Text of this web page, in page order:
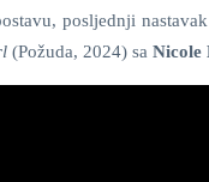
posljednji
(Požuda, 2024) sa Nicole